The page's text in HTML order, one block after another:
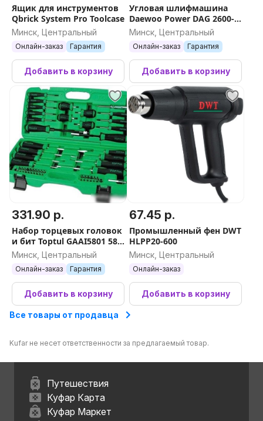
Ящик для инструментов
Qbrick System Pro Toolcase
Минск, Центральный
Онлайн-заказ Гарантия
Добавить в корзину
Угловая шлифмашина
Daewoo Power DAG 2600-
230
Минск, Центральный
Онлайн-заказ Гарантия
Добавить в корзину
331.90 р.
Набор торцевых головок
и бит Toptul GAAI5801 58
предметов
Минск, Центральный
Онлайн-заказ Гарантия
Добавить в корзину
67.45 р.
Промышленный фен DWT
HLPP20-600
Минск, Центральный
Онлайн-заказ
Добавить в корзину
Все товары от продавца
Kufar не несет ответственности за предлагаемый товар.
Путешествия
Куфар Карта
Куфар Маркет